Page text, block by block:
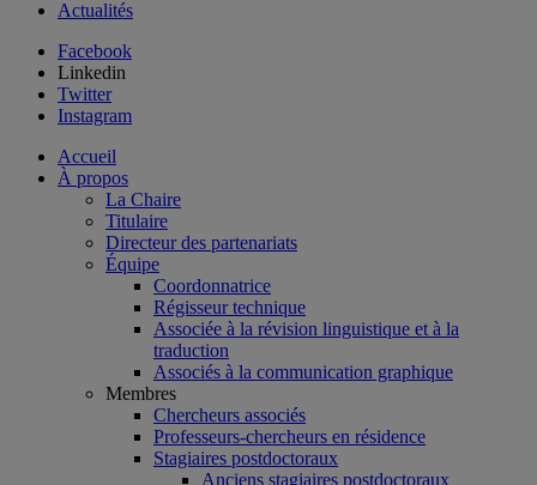
Actualités
Facebook
Linkedin
Twitter
Instagram
Accueil
À propos
La Chaire
Titulaire
Directeur des partenariats
Équipe
Coordonnatrice
Régisseur technique
Associée à la révision linguistique et à la
traduction
Associés à la communication graphique
Membres
Chercheurs associés
Professeurs-chercheurs en résidence
Stagiaires postdoctoraux
Anciens stagiaires postdoctoraux